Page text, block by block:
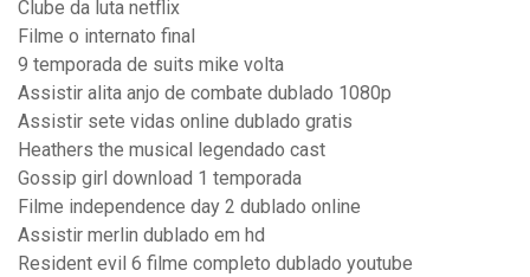
Clube da luta netflix
Filme o internato final
9 temporada de suits mike volta
Assistir alita anjo de combate dublado 1080p
Assistir sete vidas online dublado gratis
Heathers the musical legendado cast
Gossip girl download 1 temporada
Filme independence day 2 dublado online
Assistir merlin dublado em hd
Resident evil 6 filme completo dublado youtube